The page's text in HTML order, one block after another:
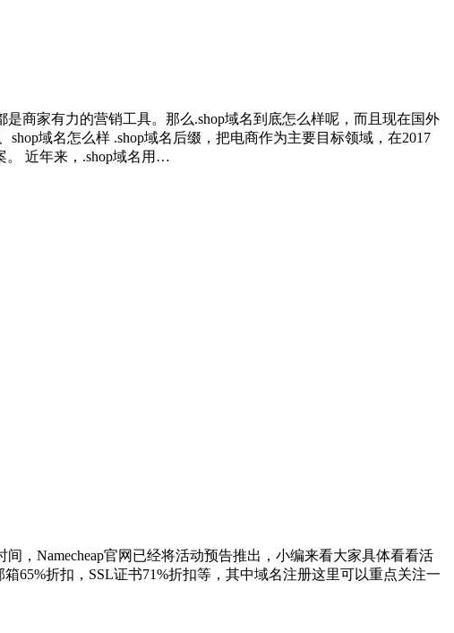
商家有力的营销工具。那么.shop域名到底怎么样呢，而且现在国外
域名怎么样 .shop域名后缀，把电商作为主要目标领域，在2017
。 近年来，.shop域名用…
，Namecheap官网已经将活动预告推出，小编来看大家具体看看活
65%折扣，SSL证书71%折扣等，其中域名注册这里可以重点关注一